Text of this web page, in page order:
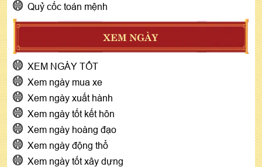
Quỷ cốc toán mệnh
XEM NGÀY
XEM NGÀY TỐT
Xem ngày mua xe
Xem ngày xuất hành
Xem ngày tốt kết hôn
Xem ngày hoàng đạo
Xem ngày động thổ
Xem ngày tốt xây dựng